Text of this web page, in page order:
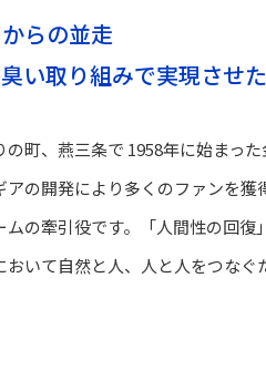
らの並走
い取り組みで実現させ
町、燕三条で 1958年に始まっ
アの開発により多くのファンを
の牽引役です。「人間性の回復
おいて自然と人、人と人をつなぐ